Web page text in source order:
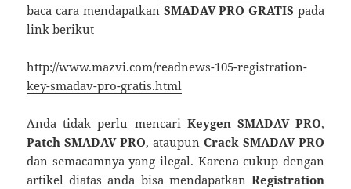
baca cara mendapatkan SMADAV PRO GRATIS pada
link berikut
http://www.mazvi.com/readnews-105-registration-
key-smadav-pro-gratis.html
Anda tidak perlu mencari Keygen SMADAV PRO,
Patch SMADAV PRO, ataupun Crack SMADAV PRO
dan semacamnya yang ilegal. Karena cukup dengan
artikel diatas anda bisa mendapatkan Registration